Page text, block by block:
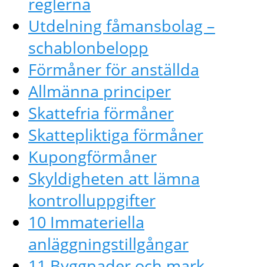
Utdelning fåmansbolag –
schablonbelopp
Förmåner för anställda
Allmänna principer
Skattefria förmåner
Skattepliktiga förmåner
Kupongförmåner
Skyldigheten att lämna
kontrolluppgifter
10 Immateriella
anläggningstillgångar